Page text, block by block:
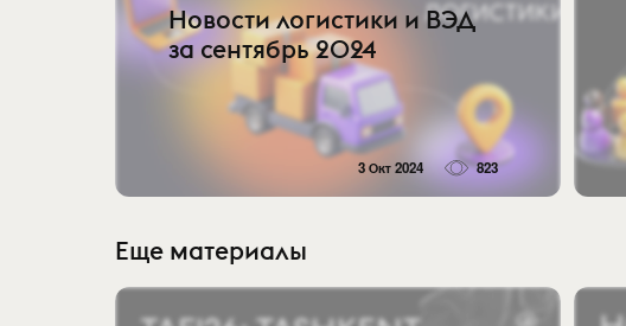
Новости логистики и ВЭД
за сентябрь 2024
3 Окт 2024 823
Еще материалы